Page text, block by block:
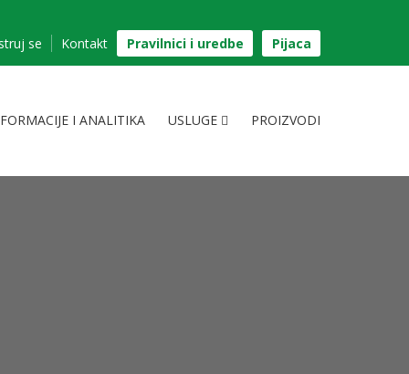
se Kontakt Pravilnici i uredbe Pijaca
I ANALITIKA USLUGE PROIZVODI